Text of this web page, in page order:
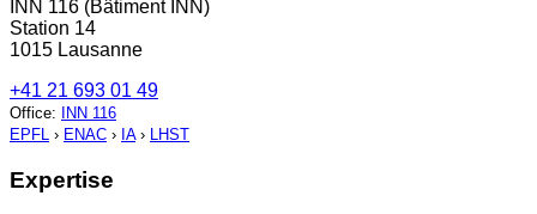
INN 116 (Bâtiment INN)
Station 14
1015 Lausanne
+41 21 693 01 49
Office:
INN 116
EPFL › ENAC › IA› LHST
Expertise